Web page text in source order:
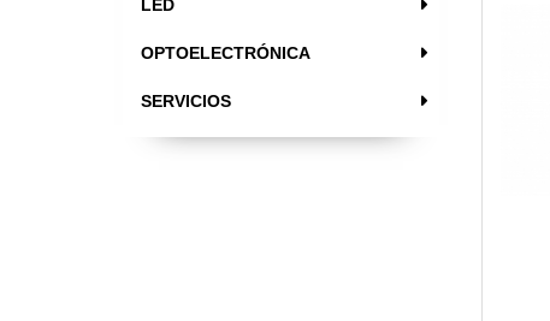
LED
OPTOELECTRÓNICA
SERVICIOS